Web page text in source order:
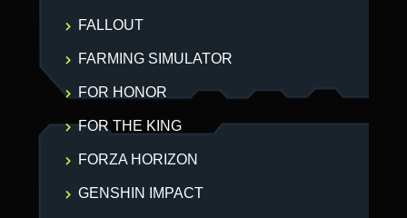
FALLOUT
FARMING SIMULATOR
FOR HONOR
FOR THE KING
FORZA HORIZON
GENSHIN IMPACT